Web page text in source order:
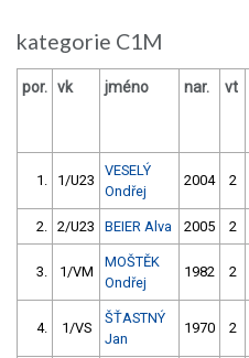
kategorie C1M
por. vk jméno nar. vt
1. 1/U23
VESELÝ
Ondřej
2004 2
2. 2/U23 BEIER Alva 2005 2
3. 1/VM
MOŠTĚK
Ondřej
1982 2
4. 1/VS
ŠŤASTNÝ
Jan
1970 2